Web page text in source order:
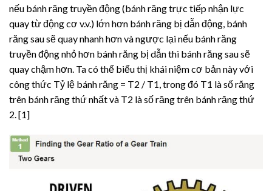
nếu bánh răng truyền động (bánh răng trực tiếp nhận lực
quay từ động cơ v.v.) lớn hơn bánh răng bị dẫn động, bánh
răng sau sẽ quay nhanh hơn và ngược lại nếu bánh răng
truyền động nhỏ hơn bánh răng bị dẫn thì bánh răng sau sẽ
quay chậm hơn. Ta có thể biểu thị khái niệm cơ bản này với
công thức Tỷ lệ bánh răng = T2 / T1, trong đó T1 là số răng
trên bánh răng thứ nhất và T2 là số răng trên bánh răng thứ
2. [1]